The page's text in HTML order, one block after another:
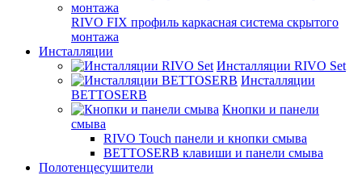
RIVO FIX профиль каркасная система скрытого
монтажа
Инсталляции
Инсталляции RIVO Set
Инсталляции
BETTOSERB
Кнопки и панели
смыва
RIVO Touch панели и кнопки смыва
BETTOSERB клавиши и панели смыва
Полотенцесушители